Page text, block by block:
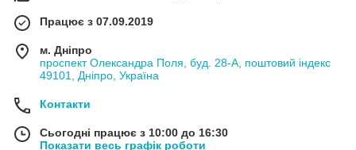
Працює з 07.09.2019
м. Дніпро
проспект Олександра Поля, буд. 28-А, поштовий індекс
49101, Дніпро, Україна
Контакти
Сьогодні працює з 10:00 до 16:30
Показати весь графік роботи